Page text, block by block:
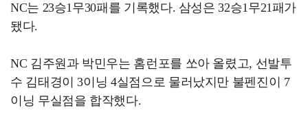
NC는 23승1무30패를 기록했다. 삼성은 32승1무21패가
됐다.
NC 김주원과 박민우는 홈런포를 쏘아 올렸고, 선발투
수 김태경이 3이닝 4실점으로 물러났지만 불펜진이 7
이닝 무실점을 합작했다.